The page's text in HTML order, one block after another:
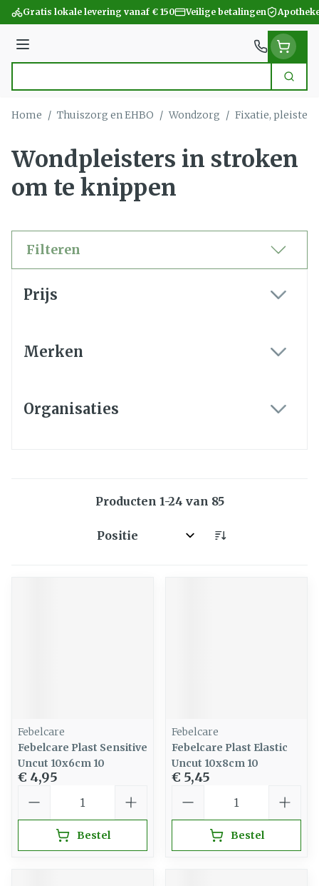
Ga naar de inhoud
Gratis lokale levering vanaf € 150 Veilige betalingen
Menu
Zoek
Home / Thuiszorg en EHBO / Wondzorg / Fixatie, pleisters
Wondpleisters in stroken
om te knippen
Filteren
Prijs
Merken
Organisaties
Producten 1-24 van 85
Sorteer op:
Febelcare
Febelcare Plast Sensitive
Uncut 10x6cm 10
€ 4,95
Bestel
Febelcare
Febelcare Plast Elastic
Uncut 10x8cm 10
€ 5,45
Bestel